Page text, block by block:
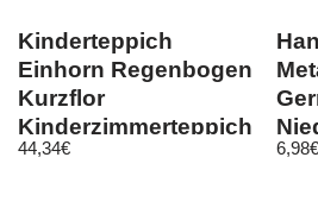
Kinderteppich
Einhorn Regenbogen
Kurzflor
Kinderzimmerteppich
Rosa Grau Weiss
44,34€ 6,98€